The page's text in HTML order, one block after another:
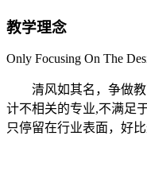
教学理念
Only Focusing On The
清风如其名，争做
计不相关的专业,不满足
只停留在行业表面，好